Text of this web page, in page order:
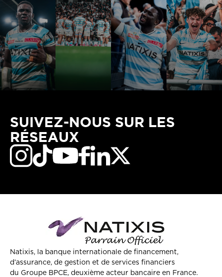
SUIVEZ-NOUS SUR LES
RÉSEAUX
Natixis, la banque internationale de financement,
d’assurance, de gestion et de services financiers
du Groupe BPCE, deuxième acteur bancaire en France.